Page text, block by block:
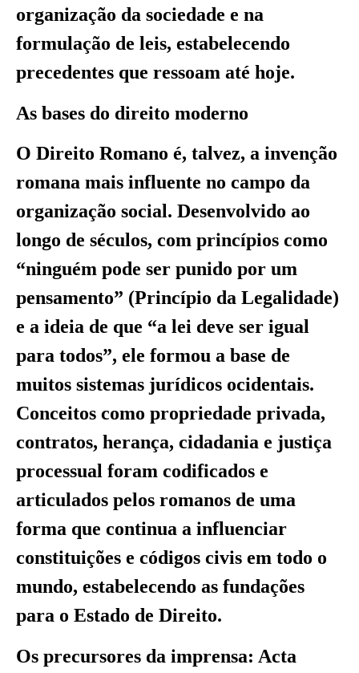
organização da sociedade e na
formulação de leis, estabelecendo
precedentes que ressoam até hoje.
As bases do direito moderno
O Direito Romano é, talvez, a invenção
romana mais influente no campo da
organização social. Desenvolvido ao
longo de séculos, com princípios como
“ninguém pode ser punido por um
pensamento” (Princípio da Legalidade)
e a ideia de que “a lei deve ser igual
para todos”, ele formou a base de
muitos sistemas jurídicos ocidentais.
Conceitos como propriedade privada,
contratos, herança, cidadania e justiça
processual foram codificados e
articulados pelos romanos de uma
forma que continua a influenciar
constituições e códigos civis em todo o
mundo, estabelecendo as fundações
para o Estado de Direito.
Os precursores da imprensa: Acta